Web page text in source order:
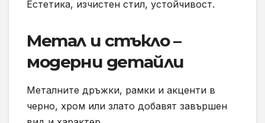
Естетика, изчистен стил, устойчивост.
Метал и стъкло –
модерни детайли
Металните дръжки, рамки и акценти в
черно, хром или злато добавят завършен